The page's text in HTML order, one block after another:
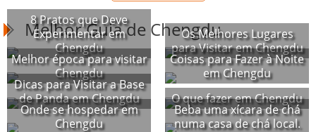
Melhor Guia de Chengdu
8 Pratos que Deve
Experimentar em
Chengdu
Os Melhores Lugares
para Visitar em Chengdu
Melhor época para visitar
Chengdu
Coisas para Fazer à Noite
em Chengdu
Dicas para Visitar a Base
de Panda em Chengdu
O que fazer em Chengdu
Onde se hospedar em
Chengdu
Beba uma xícara de chá
numa casa de chá local.